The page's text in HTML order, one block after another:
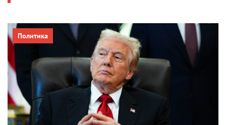
Политика